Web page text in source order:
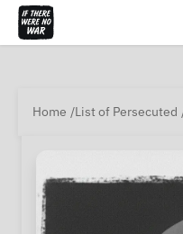
Home List of Persecuted